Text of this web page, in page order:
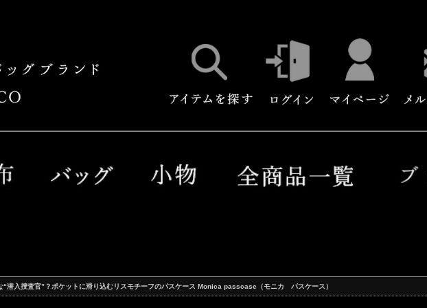
“潜入捜査官”？ポケットに滑り込むリスモチーフのパスケース Monica passcase（モニカ パスケース）